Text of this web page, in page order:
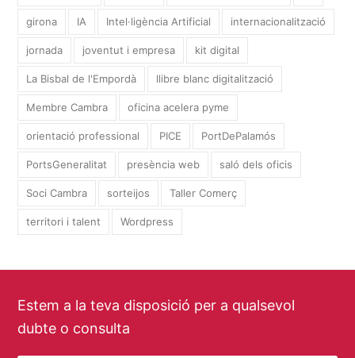
girona IA Intel·ligència Artificial internacionalització
jornada joventut i empresa kit digital
La Bisbal de l'Empordà llibre blanc digitalització
Membre Cambra oficina acelera pyme
orientació professional PICE PortDePalamós
PortsGeneralitat presència web saló dels oficis
Soci Cambra sorteijos Taller Comerç
territori i talent Wordpress
Estem a la teva disposició per a qualsevol
dubte o consulta